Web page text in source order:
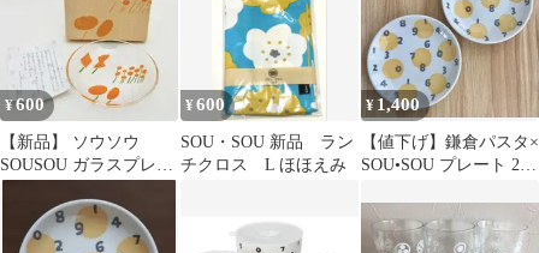
¥600
【新品】 ソウソウ
SOUSOU ガラスプレー
¥600
SOU・SOU 新品 ラン
チクロス L ほほえみ
¥ 1,400
【値下げ】鎌倉パスタ×
SOU•SOU プレート 2枚